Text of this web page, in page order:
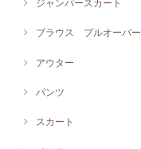
ジャンパースカート
ブラウス プルオーバー
アウター
パンツ
スカート